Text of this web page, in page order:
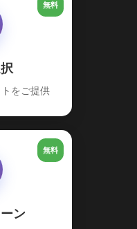
無料
をご提供
無料
ン